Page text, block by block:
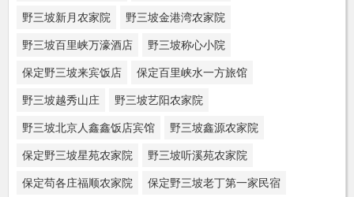
野三坡新月农家院 野三坡金港湾农家院
野三坡百里峡万濠酒店 野三坡称心小院
保定野三坡来宾饭店 保定百里峡水一方旅馆
野三坡越秀山庄 野三坡艺阳农家院
野三坡北京人鑫鑫饭店宾馆 野三坡鑫源农家院
保定野三坡星苑农家院 野三坡听溪苑农家院
保定苟各庄福顺农家院 保定野三坡老丁第一家民宿